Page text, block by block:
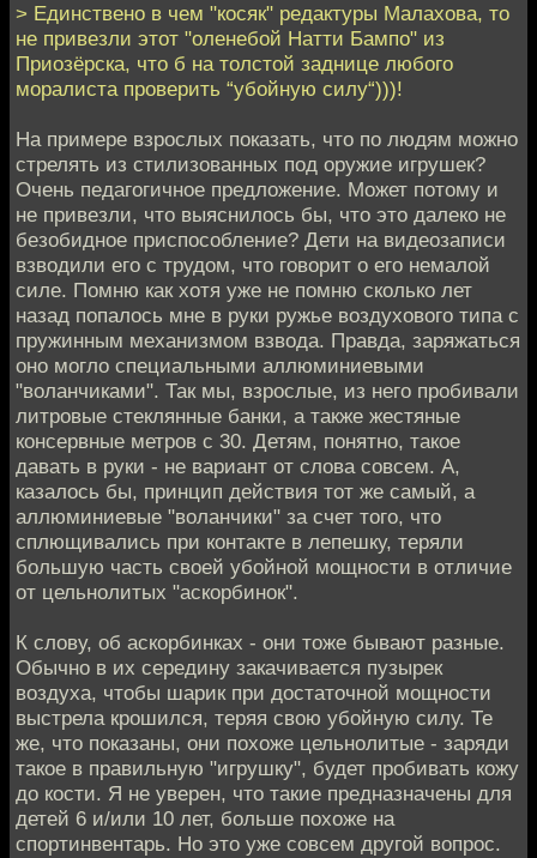
> Единствено в чем "косяк" редактуры Малахова, то
не привезли этот "оленебой Натти Бампо" из
Приозёрска, что б на толстой заднице любого
моралиста проверить “убойную силу“)))!
На примере взрослых показать, что по людям можно
стрелять из стилизованных под оружие игрушек?
Очень педагогичное предложение. Может потому и
не привезли, что выяснилось бы, что это далеко не
безобидное приспособление? Дети на видеозаписи
взводили его с трудом, что говорит о его немалой
силе. Помню как хотя уже не помню сколько лет
назад попалось мне в руки ружье воздухового типа с
пружинным механизмом взвода. Правда, заряжаться
оно могло специальными аллюминиевыми
"воланчиками". Так мы, взрослые, из него пробивали
литровые стеклянные банки, а также жестяные
консервные метров с 30. Детям, понятно, такое
давать в руки - не вариант от слова совсем. А,
казалось бы, принцип действия тот же самый, а
аллюминиевые "воланчики" за счет того, что
сплющивались при контакте в лепешку, теряли
большую часть своей убойной мощности в отличие
от цельнолитых "аскорбинок".
К слову, об аскорбинках - они тоже бывают разные.
Обычно в их середину закачивается пузырек
воздуха, чтобы шарик при достаточной мощности
выстрела крошился, теряя свою убойную силу. Те
же, что показаны, они похоже цельнолитые - заряди
такое в правильную "игрушку", будет пробивать кожу
до кости. Я не уверен, что такие предназначены для
детей 6 и/или 10 лет, больше похоже на
спортинвентарь. Но это уже совсем другой вопрос.